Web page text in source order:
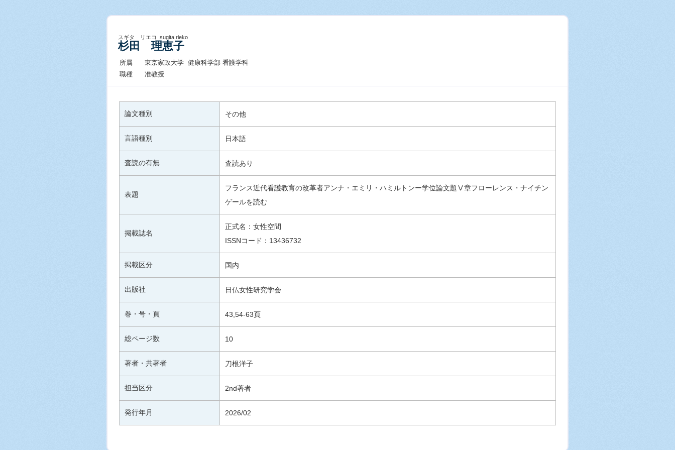
スギタ リエコ sugita rieko
杉田 理恵子
所属
東京家政大学 健康科学部 看護学科
職種
准教授
論文種別 その他
言語種別 日本語
査読の有無 査読あり
表題
フランス近代看護教育の改革者アンナ・エミリ・ハミルトンー学位論文題Ⅴ章フローレンス・ナイチン
ゲールを読む
掲載誌名
正式名：女性空間
ISSNコード：13436732
掲載区分 国内
出版社 日仏女性研究学会
巻・号・頁 43,54-63頁
総ページ数 10
著者・共著者 刀根洋子
担当区分 2nd著者
発行年月 2026/02